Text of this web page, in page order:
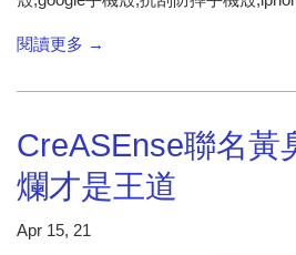
閱讀更多 →
CreASEnse聯名黃
爛才是王道
Apr 15, 21